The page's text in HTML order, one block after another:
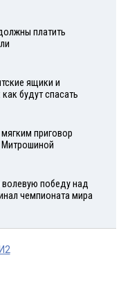
платить
ящики и
будут спасать
приговор
Митрошиной
победу над
чемпионата мира